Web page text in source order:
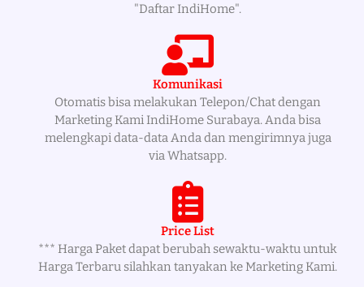
"Daftar IndiHome".
Komunikasi
Otomatis bisa melakukan Telepon/Chat dengan
Marketing Kami IndiHome Surabaya. Anda bisa
melengkapi data-data Anda dan mengirimnya juga
via Whatsapp.
Price List
*** Harga Paket dapat berubah sewaktu-waktu untuk
Harga Terbaru silahkan tanyakan ke Marketing Kami.